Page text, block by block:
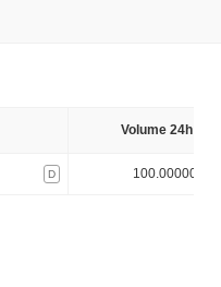
Volume 24h (%)
D 100.000000%